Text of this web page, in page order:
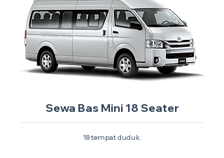
Sewa Bas Mini 18 Seater
18 tempat duduk.